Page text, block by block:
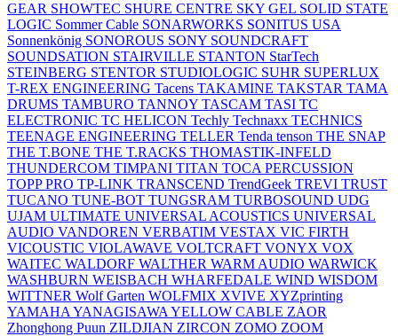
GEAR SHOWTEC SHURE CENTRE SKY GEL SOLID STATE
LOGIC Sommer Cable SONARWORKS SONITUS USA
Sonnenkönig SONOROUS SONY SOUNDCRAFT
SOUNDSATION STAIRVILLE STANTON StarTech
STEINBERG STENTOR STUDIOLOGIC SUHR SUPERLUX
T-REX ENGINEERING Tacens TAKAMINE TAKSTAR TAMA
DRUMS TAMBURO TANNOY TASCAM TASI TC
ELECTRONIC TC HELICON Techly Technaxx TECHNICS
TEENAGE ENGINEERING TELLER Tenda tenson THE SNAP
THE T.BONE THE T.RACKS THOMASTIK-INFELD
THUNDERCOM TIMPANI TITAN TOCA PERCUSSION
TOPP PRO TP-LINK TRANSCEND TrendGeek TREVI TRUST
TUCANO TUNE-BOT TUNGSRAM TURBOSOUND UDG
UJAM ULTIMATE UNIVERSAL ACOUSTICS UNIVERSAL
AUDIO VANDOREN VERBATIM VESTAX VIC FIRTH
VICOUSTIC VIOLAWAVE VOLTCRAFT VONYX VOX
WAITEC WALDORF WALTHER WARM AUDIO WARWICK
WASHBURN WEISBACH WHARFEDALE WIND WISDOM
WITTNER Wolf Garten WOLFMIX XVIVE XYZprinting
YAMAHA YANAGISAWA YELLOW CABLE ZAOR
Zhonghong Puun ZILDJIAN ZIRCON ZOMO ZOOM